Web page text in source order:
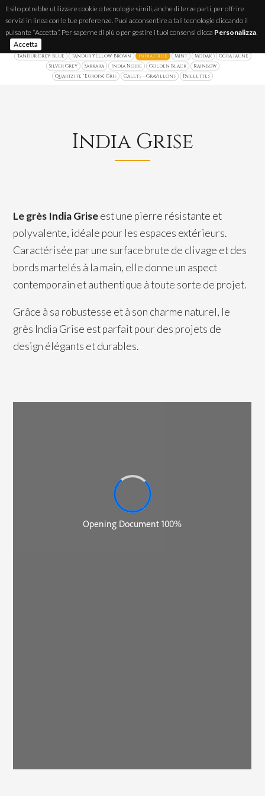
IT FR EN
Quartzite Brésilienne
Tandur Grey-Blue
Tandur Yellow-Brown India Grise Mint Modak
Ocra Jaune
Silver Grey
Sakkara India Noire Golden Black
Rainbow
Quartzite "Europa" Gris
Galets – Gravillons Paillettes
India Grise
Le grès India Griseest une pierre résistante et
polyvalente, idéale pour les espaces extérieurs.
Caractérisée par une surface brute de clivage et des
bords martelés à la main, elle donne un aspect
contemporain et authentique à toute sorte de projet.
Grâce à sa robustesse et à son charme naturel, le
grès India Grise est parfait pour des projets de
design élégants et durables.
Il sito potrebbe utilizzare cookie o tecnologie simili, anche di terze parti, per offrire
servizi in linea con le tue preferenze. Puoi acconsentire a tali tecnologie cliccando il
pulsante “Accetta”. Per saperne di più o per gestire i tuoi consensi clicca Personalizza.
Accetta